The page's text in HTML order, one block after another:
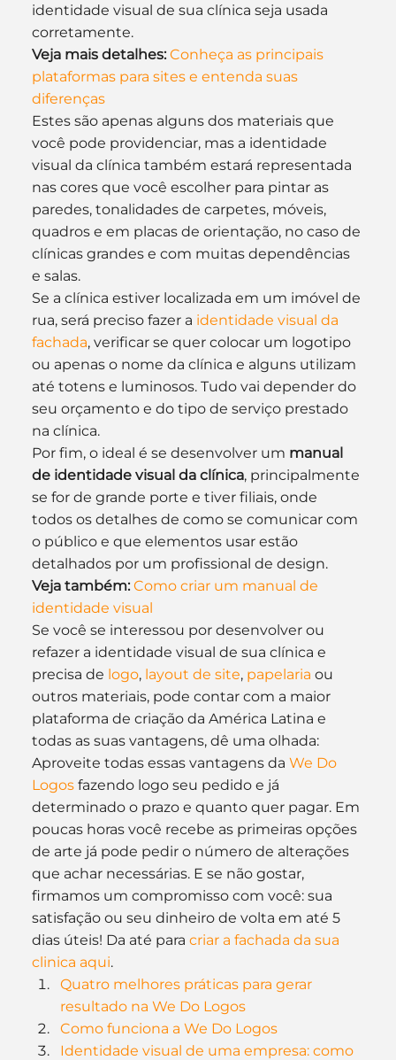
identidade visual de sua clínica seja usada
corretamente.
Veja mais detalhes: Conheça as principais
plataformas para sites e entenda suas
diferenças
Estes são apenas alguns dos materiais que
você pode providenciar, mas a identidade
visual da clínica também estará representada
nas cores que você escolher para pintar as
paredes, tonalidades de carpetes, móveis,
quadros e em placas de orientação, no caso de
clínicas grandes e com muitas dependências
e salas.
Se a clínica estiver localizada em um imóvel de
rua, será preciso fazer a identidade visual da
fachada, verificar se quer colocar um logotipo
ou apenas o nome da clínica e alguns utilizam
até totens e luminosos. Tudo vai depender do
seu orçamento e do tipo de serviço prestado
na clínica.
Por fim, o ideal é se desenvolver um manual
de identidade visual da clínica, principalmente
se for de grande porte e tiver filiais, onde
todos os detalhes de como se comunicar com
o público e que elementos usar estão
detalhados por um profissional de design.
Veja também: Como criar um manual de
identidade visual
Se você se interessou por desenvolver ou
refazer a identidade visual de sua clínica e
precisa de logo, layout de site, papelaria ou
outros materiais, pode contar com a maior
plataforma de criação da América Latina e
todas as suas vantagens, dê uma olhada:
Aproveite todas essas vantagens da We Do
Logos fazendo logo seu pedido e já
determinado o prazo e quanto quer pagar. Em
poucas horas você recebe as primeiras opções
de arte já pode pedir o número de alterações
que achar necessárias. E se não gostar,
firmamos um compromisso com você: sua
satisfação ou seu dinheiro de volta em até 5
dias úteis! Da até para criar a fachada da sua
clinica aqui.
Quatro melhores práticas para gerar
resultado na We Do Logos
Como funciona a We Do Logos
Identidade visual de uma empresa: como